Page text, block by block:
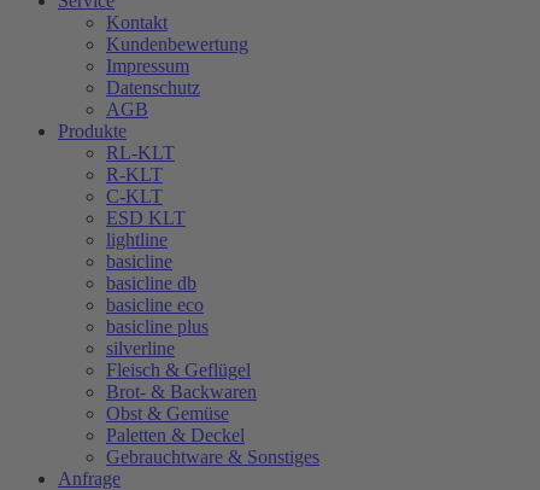
Kontakt
Kundenbewertung
Impressum
Datenschutz
AGB
Produkte
RL-KLT
R-KLT
C-KLT
ESD KLT
lightline
basicline
basicline db
basicline eco
basicline plus
silverline
Fleisch & Geflügel
Brot- & Backwaren
Obst & Gemüse
Paletten & Deckel
Gebrauchtware & Sonstiges
Anfrage